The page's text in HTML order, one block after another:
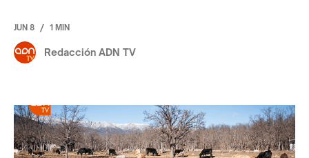
JUN 8 / 1 MIN
Redacción ADN TV